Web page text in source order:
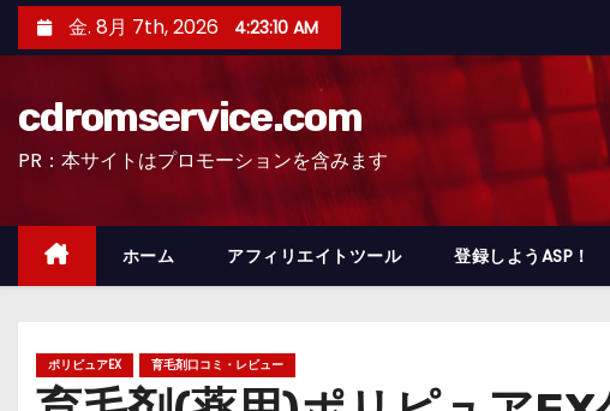
ン
ッ
金. 8月 7th, 2026 4:23:11 AM
cdromservice.com
PR：本サイトはプロモーションを含みます
ホーム アフィリエイトツール 登録しようASP！
ポリピュアEX 育毛剤口コミ・レビュー